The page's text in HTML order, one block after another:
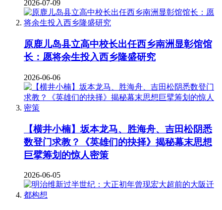
2026-07-09
原鹿儿岛县立高中校长出任西乡南洲显彰馆馆
长：愿将余生投入西乡隆盛研究
2026-06-06
【横井小楠】坂本龙马、胜海舟、吉田松阴悉
数登门求教？《英雄们的抉择》揭秘幕末思想
巨擘筹划的惊人密策
2026-06-05